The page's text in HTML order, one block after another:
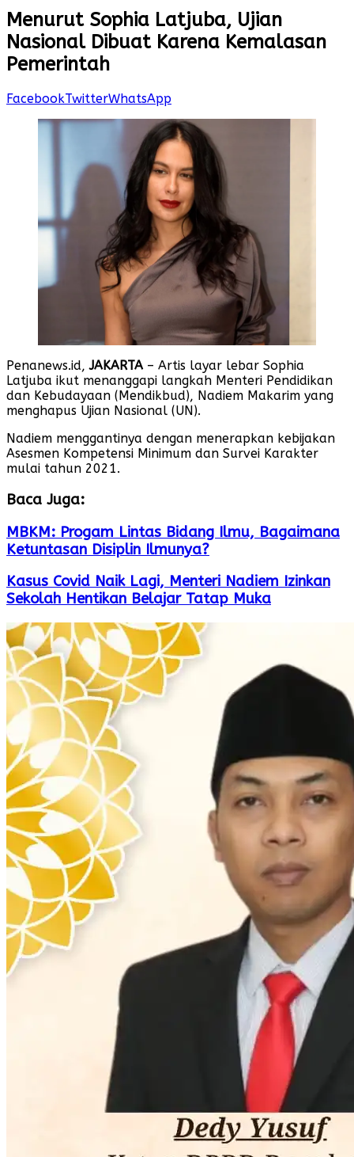
Menurut Sophia Latjuba, Ujian
Nasional Dibuat Karena Kemalasan
Pemerintah
FacebookTwitterWhatsApp
Penanews.id,JAKARTA– Artis layar lebar Sophia
Latjuba ikut menanggapi langkah Menteri Pendidikan
dan Kebudayaan (Mendikbud), Nadiem Makarim yang
menghapus Ujian Nasional (UN).
Nadiem menggantinya dengan menerapkan kebijakan
Asesmen Kompetensi Minimum dan Survei Karakter
mulai tahun 2021.
Baca Juga:
MBKM: Progam Lintas Bidang Ilmu, Bagaimana
Ketuntasan Disiplin Ilmunya?
Kasus Covid Naik Lagi, Menteri Nadiem Izinkan
Sekolah Hentikan Belajar Tatap Muka